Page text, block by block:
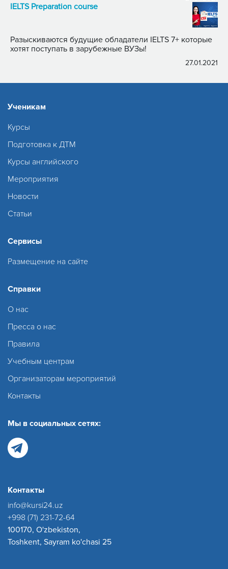
IELTS Preparation course
Разыскиваются будущие обладатели IELTS 7+ которые
хотят поступать в зарубежные ВУЗы!
27.01.2021
Ученикам
Курсы
Подготовка к ДТМ
Курсы английского
Мероприятия
Новости
Статьи
Сервисы
Размещение на сайте
Справки
О нас
Пресса о нас
Правила
Учебным центрам
Организаторам мероприятий
Контакты
Мы в социальных сетях:
Контакты
info@kursi24.uz
+998 (71) 231-72-64
100170, O'zbekiston,
Toshkent, Sayram ko'chasi 25